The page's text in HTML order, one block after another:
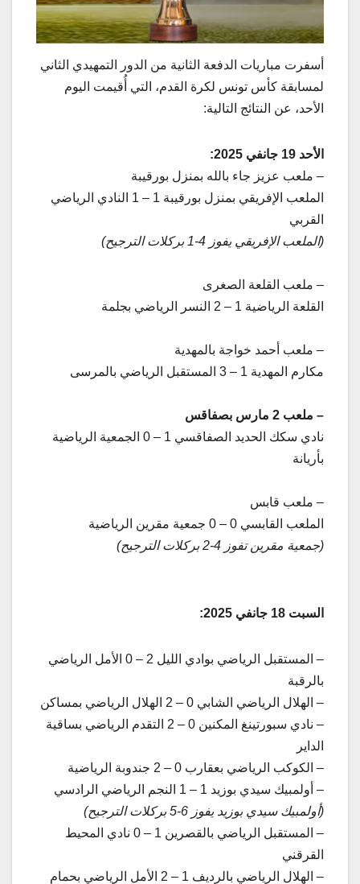
أسفرت مباريات الدفعة الثانية من الدور التمهيدي الثاني
لمسابقة كأس تونس لكرة القدم، التي أُقيمت اليوم
الأحد، عن النتائج التالية:
الأحد 19 جانفي 2025:
– ملعب عزيز جاء بالله بمنزل بورقيبة
الملعب الإفريقي بمنزل بورقيبة 1 – 1 النادي الرياضي
القربي
(الملعب الإفريقي يفوز 4-1 بركلات الترجيح)
– ملعب القلعة الصغرى
القلعة الرياضية 1 – 2 النسر الرياضي بجلمة
– ملعب أحمد خواجة بالمهدية
مكارم المهدية 1 – 3 المستقبل الرياضي بالمرسى
– ملعب 2 مارس بصفاقس
نادي سكك الحديد الصفاقسي 1 – 0 الجمعية الرياضية
بأريانة
– ملعب قابس
الملعب القابسي 0 – 0 جمعية مقرين الرياضية
(جمعية مقرين تفوز 4-2 بركلات الترجيح)
السبت 18 جانفي 2025:
– المستقبل الرياضي بوادي الليل 2 – 0 الأمل الرياضي
بالرقبة
– الهلال الرياضي الشابي 0 – 2 الهلال الرياضي بمساكن
– نادي سبورتينغ المكنين 0 – 2 التقدم الرياضي بساقية
الداير
– الكوكب الرياضي بعقارب 0 – 2 جندوبة الرياضية
– أولمبيك سيدي بوزيد 1 – 1 النجم الرياضي الرادسي
(أولمبيك سيدي بوزيد يفوز 6-5 بركلات الترجيح)
– المستقبل الرياضي بالقصرين 1 – 0 نادي المحيط
القرقني
– الهلال الرياضي بالرديف 1 – 2 الأمل الرياضي بحمام